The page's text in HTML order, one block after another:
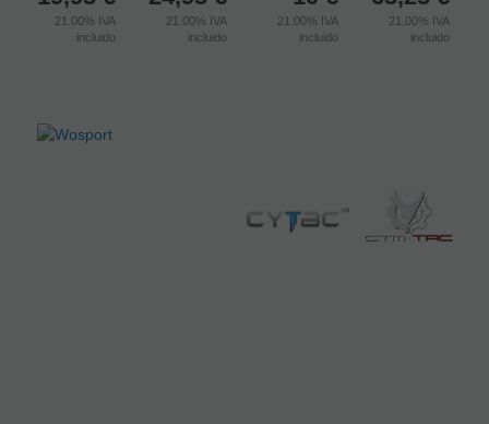
21.00% IVA
incluido
21.00% IVA
incluido
21.00% IVA
incluido
21.00% IVA
incluido